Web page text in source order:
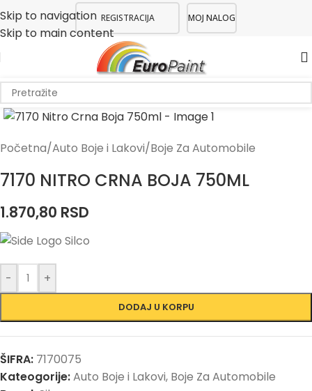
Skip to navigation
Skip to main content
REGISTRACIJA MOJ NALOG
Početna/Auto Boje i Lakovi/Boje Za Automobile
7170 NITRO CRNA BOJA 750ML
1.870,80 RSD
- +
DODAJ U KORPU
ŠIFRA: 7170075
Kateogorije:Auto Boje i Lakovi, Boje Za Automobile